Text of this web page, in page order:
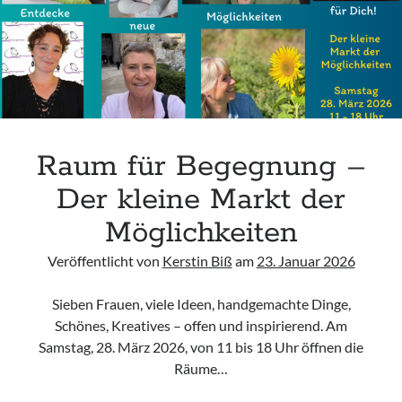
Anfahrt
Sonntag, 09 August 2026
Access Foundation ® mit Anja Ziener -
Dickert
Deutschland
Raum für Begegnung –
Der kleine Markt der
Möglichkeiten
Veröffentlicht von Kerstin Biß am 23. Januar 2026
Sieben Frauen, viele Ideen, handgemachte Dinge,
Schönes, Kreatives – offen und inspirierend. Am
Samstag, 28. März 2026, von 11 bis 18 Uhr öffnen die
Räume…